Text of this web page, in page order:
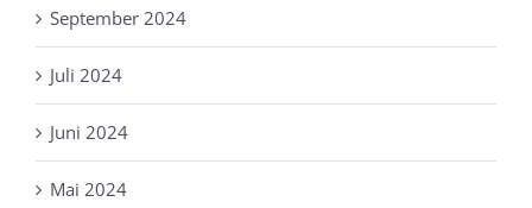
September 2024
Juli 2024
Juni 2024
Mai 2024